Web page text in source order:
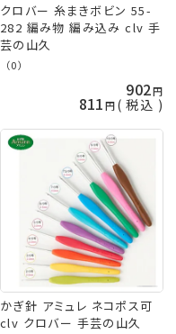
クロバー 糸まきボビン 55-
282 編み物 編み込み clv 手
芸の山久
（0）
902
811 税込
かぎ針 アミュレ ネコポス可
clv クロバー 手芸の山久